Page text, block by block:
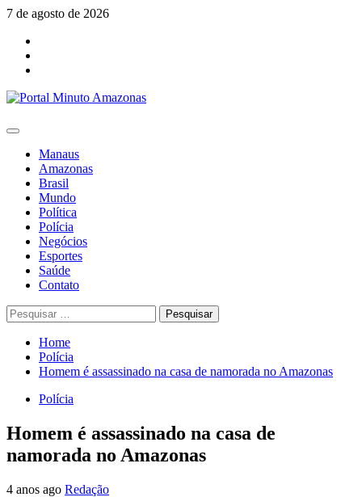
Skip
content
7 de agosto de 2026
Primary
Manaus
Amazonas
Brasil
Mundo
Política
Polícia
Negócios
Esportes
Saúde
Contato
Pesquisar
por:
Home
Polícia
Homem é assassinado na casa de namorada no Amazonas
Polícia
Homem é assassinado na casa de
namorada no Amazonas
4 anos ago Redação